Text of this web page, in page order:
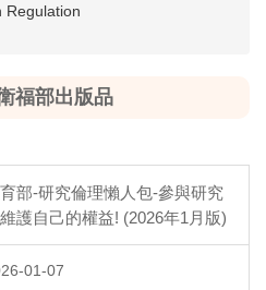
Regulation
福部出版品
部-研究倫理懶人包-參與研究
護自己的權益! (2026年1月版)
01-07